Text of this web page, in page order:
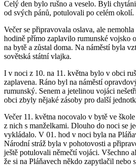
Celý den bylo rušno a veselo. Byli
od svých pánů, potulovali po celém okolí.
Večer se připravovala oslava, ale
hodině přímo zaplavilo rumunské vojsko
na bytě a zůstal doma. Na náměstí byla
sovětská státní vlajka.
I v noci z 10. na 11. května bylo v obci
zaplavena. Ráno byl na náměstí
rumunský. Senem a jetelinou vojáci
obci zbyly nějaké zásoby pro další
Večer 11. května nocovalo v bytě ve
z nich s manželkami. Dlouho do noci se
vykládalo. V 01. hod v noci byla na
Národní stráž byla v pohotovosti a
ještě potulovali němečtí vojáci. Všechno
že si na Pláňavech někdo zapytlačil nebo